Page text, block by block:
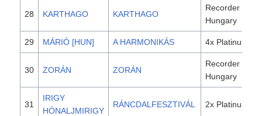
28 KARTHAGO KARTHAGO
Recorder
Hungary
29 MÁRIÓ [HUN] A HARMONIKÁS 4x Platinum
30 ZORÁN ZORÁN
Recorder
Hungary
31
IRIGY
HÓNALJMIRIGY
RÁNCDALFESZTIVÁL 2x Platinum